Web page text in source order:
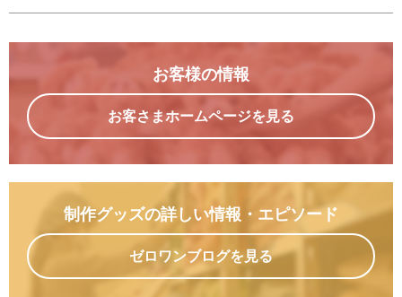
お客様の情報
お客さまホームページを見る
制作グッズの詳しい情報 ・エピソード
ゼロワンブログを見る